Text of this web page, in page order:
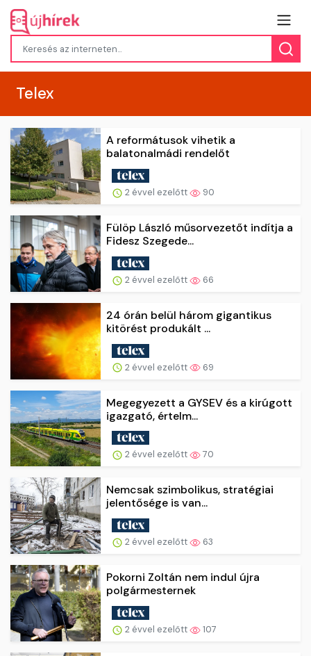
Telex
A reformátusok vihetik a
balatonalmádi rendelőt
2 évvel ezelőtt 90
Fülöp László műsorvezetőt indítja a
Fidesz Szegede...
2 évvel ezelőtt 66
24 órán belül három gigantikus
kitörést produkált ...
2 évvel ezelőtt 69
Megegyezett a GYSEV és a kirúgott
igazgató, értelm...
2 évvel ezelőtt 70
Nemcsak szimbolikus, stratégiai
jelentősége is van...
2 évvel ezelőtt 63
Pokorni Zoltán nem indul újra
polgármesternek
2 évvel ezelőtt 107